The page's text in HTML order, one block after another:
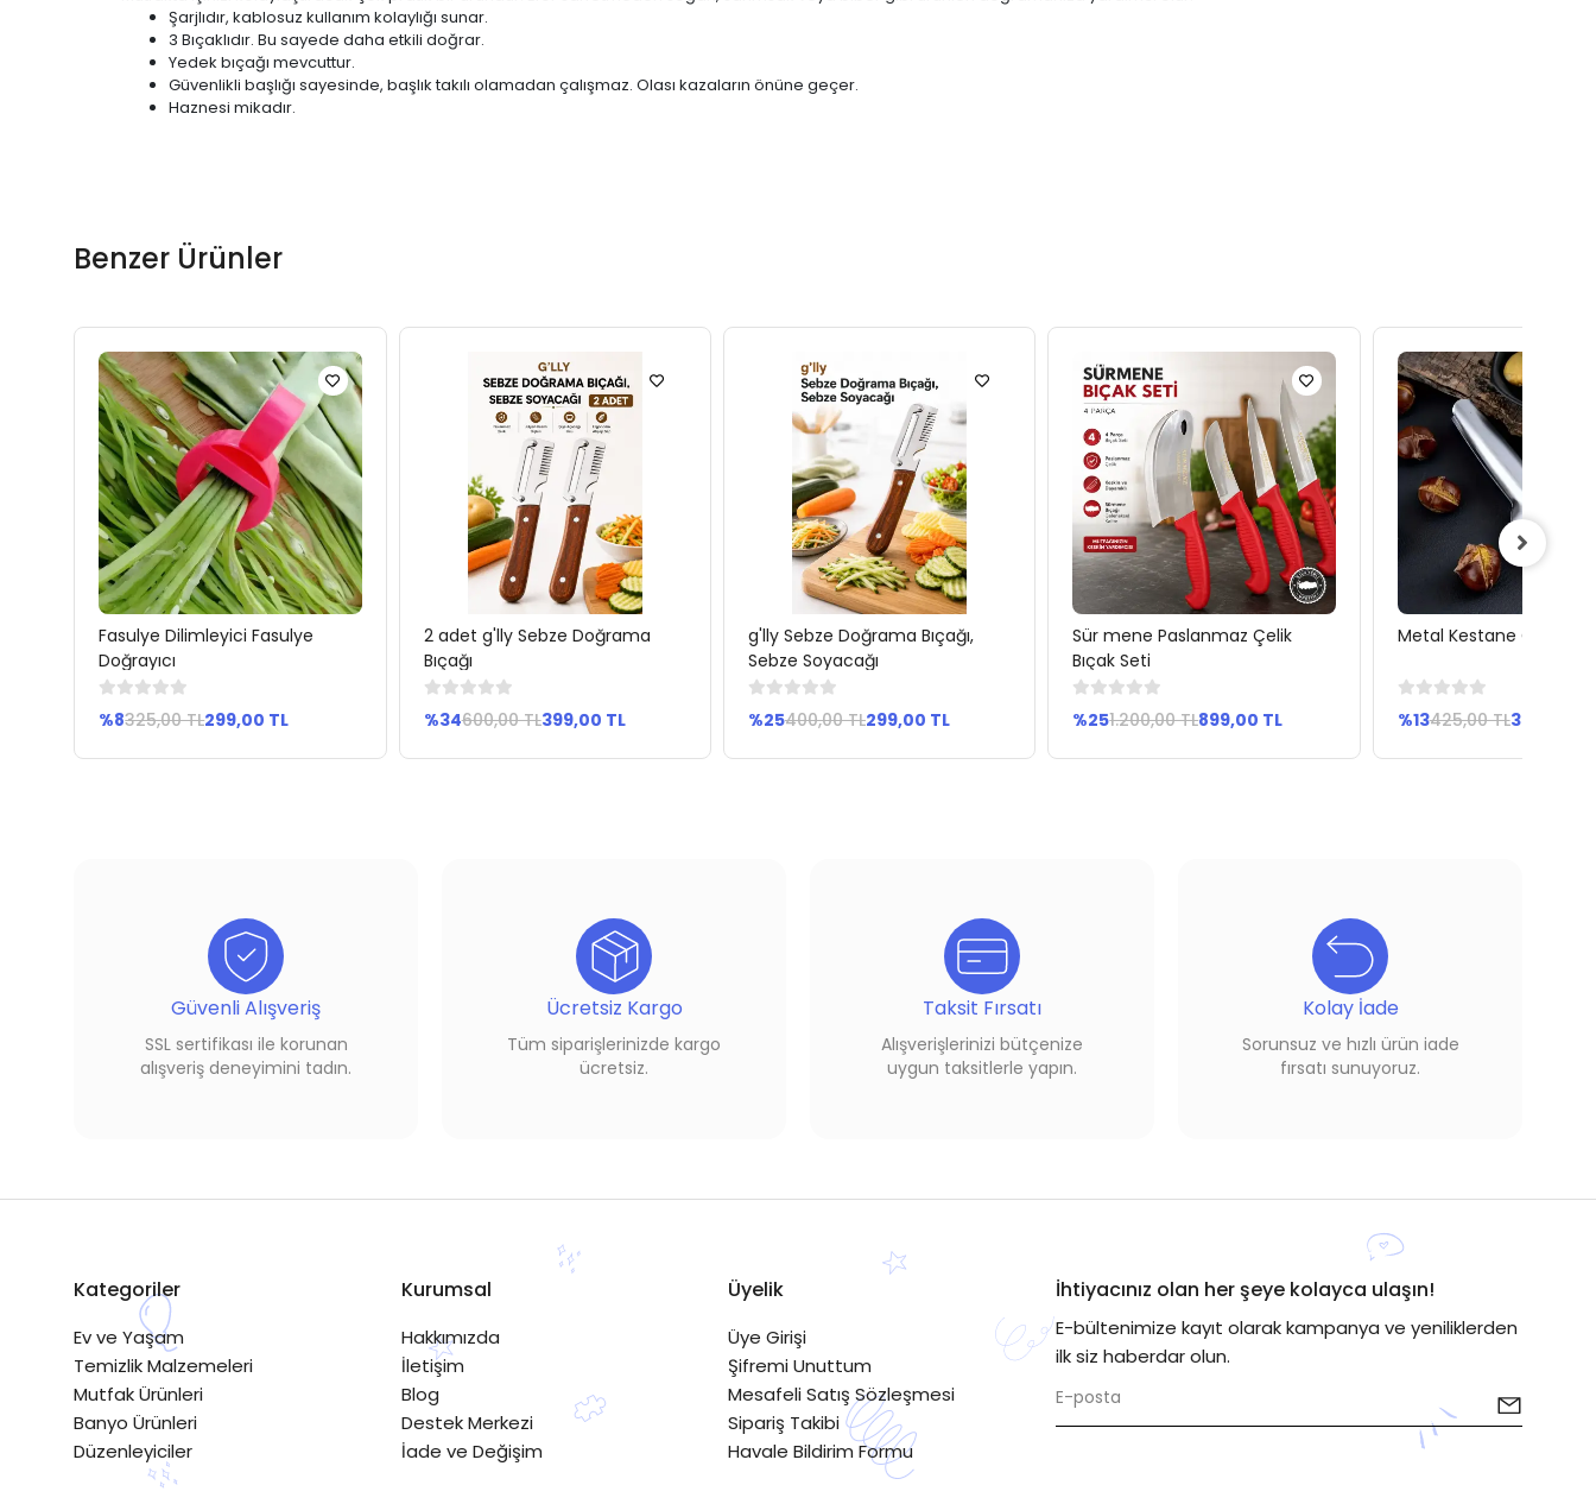
Şarjlıdır, kablosuz kullanım kolaylığı sunar.
3 Bıçaklıdır. Bu sayede daha etkili doğrar.
Yedek bıçağı mevcuttur.
Güvenlikli başlığı sayesinde, başlık takılı olamadan çalışmaz. Olası kazaların önüne geçer.
Haznesi mikadır.
Benzer Ürünler
Sepete Ekle
Fasulye Dilimleyici Fasulye
Doğrayıcı
%8325,00 TL299,00 TL
Sepete Ekle
2 adet g'lly Sebze Doğrama
Bıçağı
%34600,00 TL399,00 TL
Sepete Ekle
g'lly Sebze Doğrama Bıçağı,
Sebze Soyacağı
%25400,00 TL299,00 TL
Sepete Ekle
Sür mene Paslanmaz Çelik
Bıçak Seti
%251.200,00 TL899,00 TL
Sepete Ekle
Metal Kestane Çizici
%13425,00 TL369,00 TL
Güvenli Alışveriş
SSL sertifikası ile korunan
alışveriş deneyimini tadın.
Ücretsiz Kargo
Tüm siparişlerinizde kargo
ücretsiz.
Taksit Fırsatı
Alışverişlerinizi bütçenize
uygun taksitlerle yapın.
Kolay İade
Sorunsuz ve hızlı ürün iade
fırsatı sunuyoruz.
Kategoriler
Ev ve Yaşam
Temizlik Malzemeleri
Mutfak Ürünleri
Banyo Ürünleri
Düzenleyiciler
Kurumsal
Hakkımızda
İletişim
Blog
Destek Merkezi
İade ve Değişim
Üyelik
Üye Girişi
Şifremi Unuttum
Mesafeli Satış Sözleşmesi
Sipariş Takibi
Havale Bildirim Formu
İhtiyacınız olan her şeye kolayca ulaşın!
E-bültenimize kayıt olarak kampanya ve yeniliklerden
ilk siz haberdar olun.